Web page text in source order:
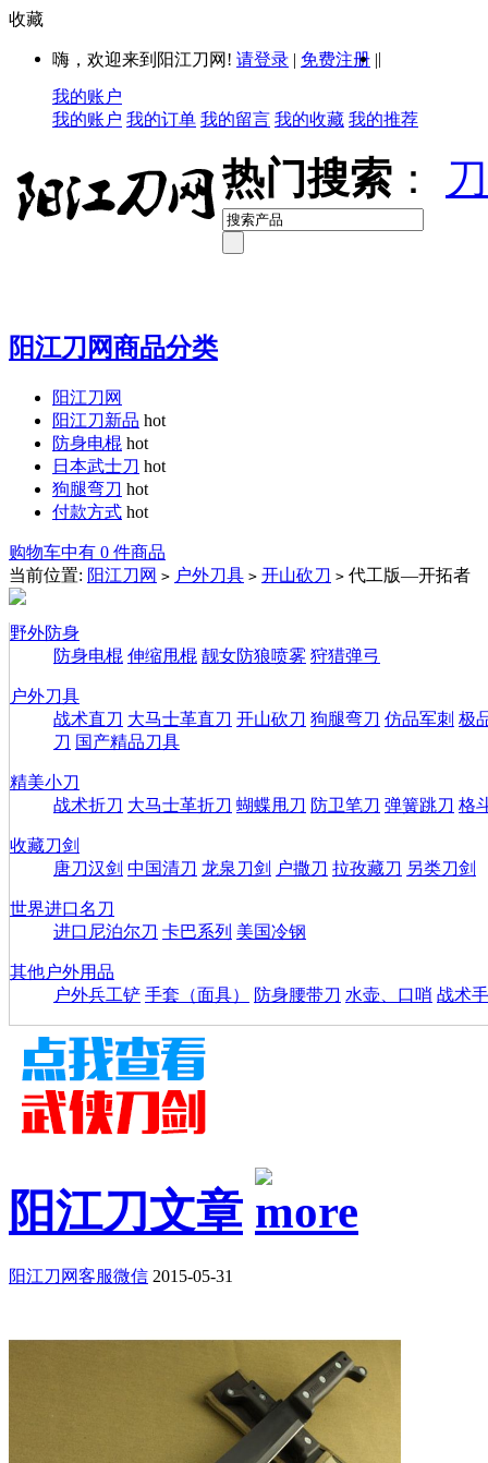
收藏
嗨，欢迎来到阳江刀网! 请登录 | 免费注册 ||
我的账户
我的账户 我的订单 我的留言 我的收藏 我的推荐
热门搜索 ：
阳江刀网商品分类
阳江刀网
阳江刀新品 hot
防身电棍 hot
日本武士刀 hot
狗腿弯刀 hot
付款方式 hot
购物车中有 0 件商品
当前位置: 阳江刀网 > 户外刀具 > 开山砍刀 > 代工版—开拓者
野外防身
防身电棍 伸缩甩棍 靓女防狼喷雾 狩猎弹弓
户外刀具
战术直刀 大马士革直刀 开山砍刀 狗腿弯刀 仿品军刺 极
刀 国产精品刀具
精美小刀
战术折刀 大马士革折刀 蝴蝶甩刀 防卫笔刀 弹簧跳刀 格
收藏刀剑
唐刀汉剑 中国清刀 龙泉刀剑 户撒刀 拉孜藏刀 另类刀剑
世界进口名刀
进口尼泊尔刀 卡巴系列 美国冷钢
其他户外用品
户外兵工铲 手套（面具） 防身腰带刀 水壶、口哨 战术
阳江刀文章
阳江刀网客服微信 2015-05-31